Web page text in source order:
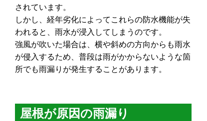
されています。
しかし、経年劣化によってこれらの防水機能が失
われると、雨水が浸入してしまうのです。
強風が吹いた場合は、横や斜めの方向からも雨水
が侵入するため、普段は雨がかからないような箇
所でも雨漏りが発生することがあります。
屋根が原因の雨漏り